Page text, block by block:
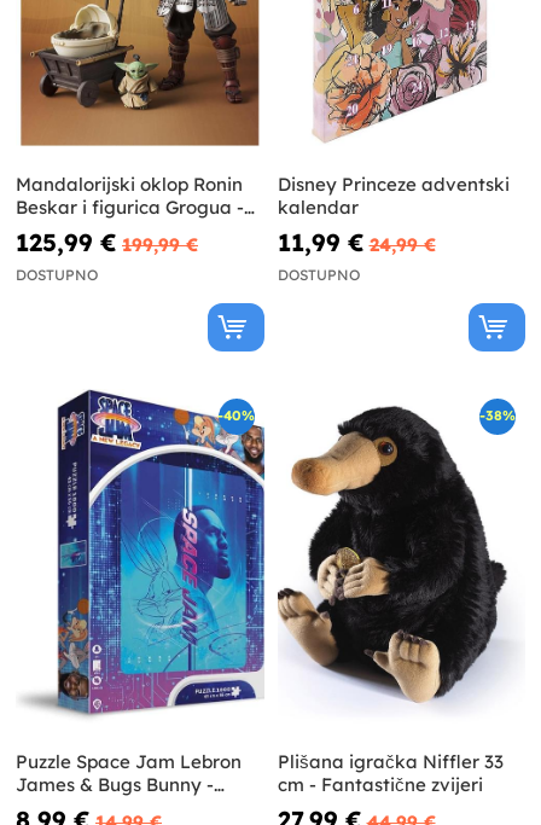
Mandalorijski oklop Ronin
Beskar i figurica Grogua -
Star Wars
125,99 € 199,99 €
DOSTUPNO
Disney Princeze adventski
kalendar
11,99 € 24,99 €
DOSTUPNO
-40%
Puzzle Space Jam Lebron
James & Bugs Bunny -
Looney Tunes
-38%
Plišana igračka Niffler 33
cm - Fantastične zvijeri